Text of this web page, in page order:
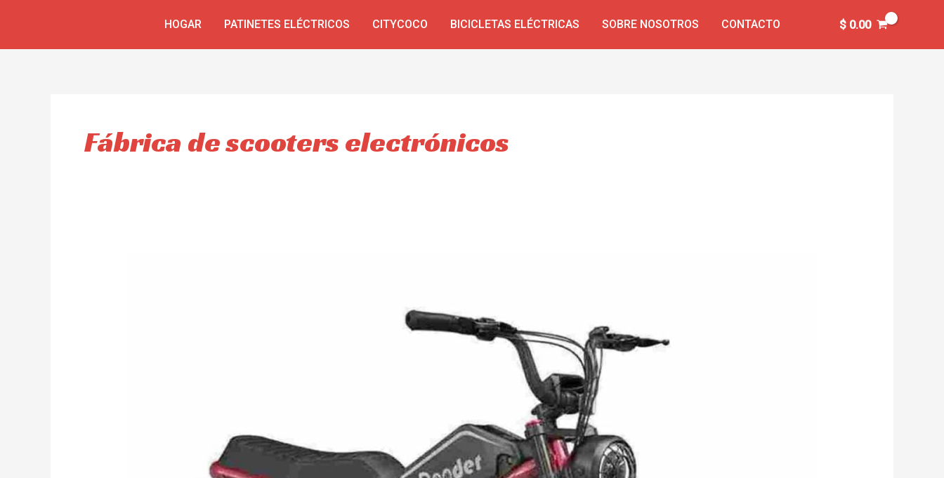
HOGAR PATINETES ELÉCTRICOS CITYCOCO BICICLETAS ELÉCTRICAS SOBRE NOSOTROS CONTACTO $0.00
Fábrica de scooters electrónicos